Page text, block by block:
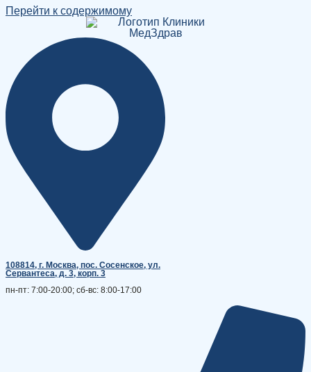
Перейти к содержимому
108814, г. Москва, поc. Сосенское, ул.
Сервантеса, д. 3, корп. 3
пн-пт: 7:00-20:00; сб-вс: 8:00-17:00